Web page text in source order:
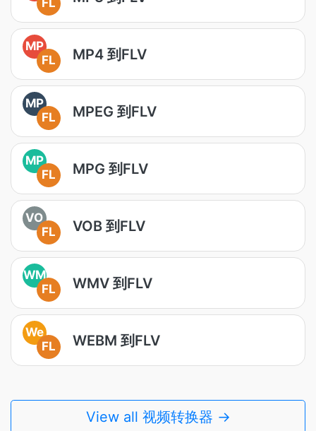
FL
MP
FL
MP4 到FLV
MP
FL
MPEG 到FLV
MP
FL
MPG 到FLV
VO
FL
VOB 到FLV
WM
FL
WMV 到FLV
We
FL
WEBM 到FLV
View all 视频转换器 →